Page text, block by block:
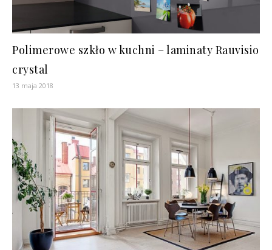
Polimerowe szkło w kuchni – laminaty Rauvisio
crystal
13 maja 2018